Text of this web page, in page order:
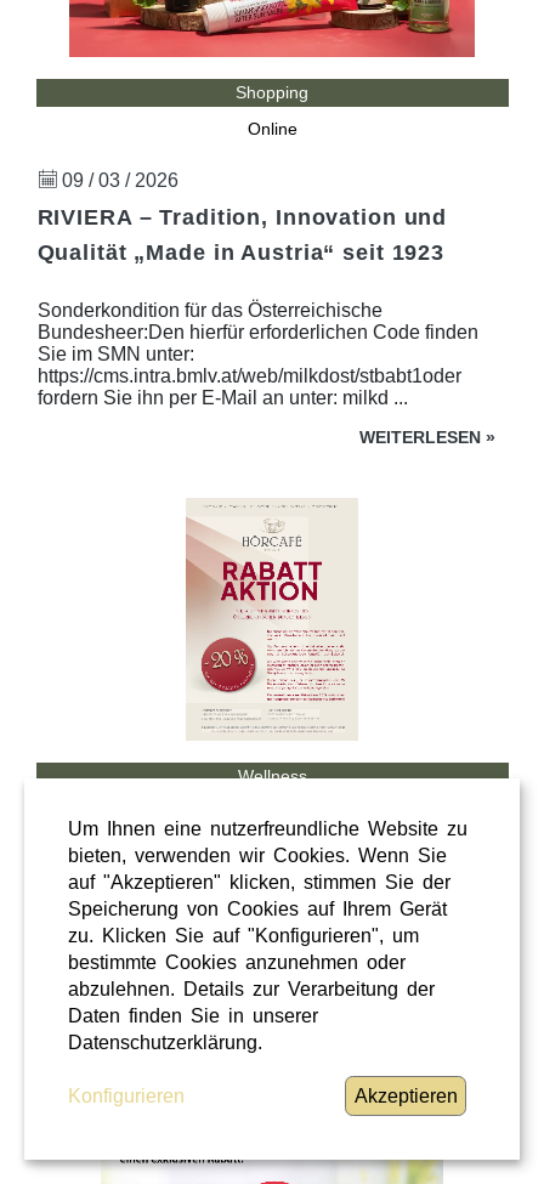
Shopping
Online
09 / 03 / 2026
RIVIERA – Tradition, Innovation und
Qualität „Made in Austria“ seit 1923
Sonderkondition für das Österreichische
Bundesheer:Den hierfür erforderlichen Code finden
Sie im SMN unter:
https://cms.intra.bmlv.at/web/milkdost/stbabt1oder
fordern Sie ihn per E-Mail an unter: milkd ...
WEITERLESEN »
Wellness
Steiermark
28 / 02 / 2026
Hörcafe
Hörcafe
Um Ihnen eine nutzerfreundliche Website zu
bieten, verwenden wir Cookies. Wenn Sie
auf "Akzeptieren" klicken, stimmen Sie der
Speicherung von Cookies auf Ihrem Gerät
zu. Klicken Sie auf "Konfigurieren", um
bestimmte Cookies anzunehmen oder
abzulehnen. Details zur Verarbeitung der
Daten finden Sie in unserer
Datenschutzerklärung.
Konfigurieren Akzeptieren